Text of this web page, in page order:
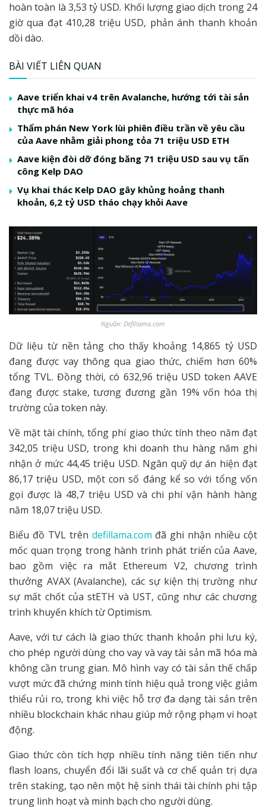
hoàn toàn là 3,53 tỷ USD. Khối lượng giao dịch trong 24
giờ qua đạt 410,28 triệu USD, phản ánh thanh khoản
dồi dào.
BÀI VIẾT LIÊN QUAN
Aave triển khai v4 trên Avalanche, hướng tới tài sản
thực mã hóa
Thẩm phán New York lùi phiên điều trần về yêu cầu
của Aave nhằm giải phong tỏa 71 triệu USD ETH
Aave kiện đòi dỡ đóng băng 71 triệu USD sau vụ tấn
công Kelp DAO
Vụ khai thác Kelp DAO gây khủng hoảng thanh
khoản, 6,2 tỷ USD tháo chạy khỏi Aave
Nguồn: Defillama.com
Dữ liệu từ nền tảng cho thấy khoảng 14,865 tỷ USD
đang được vay thông qua giao thức, chiếm hơn 60%
tổng TVL. Đồng thời, có 632,96 triệu USD token AAVE
đang được stake, tương đương gần 19% vốn hóa thị
trường của token này.
Về mặt tài chính, tổng phí giao thức tính theo năm đạt
342,05 triệu USD, trong khi doanh thu hàng năm ghi
nhận ở mức 44,45 triệu USD. Ngân quỹ dự án hiện đạt
86,17 triệu USD, một con số đáng kể so với tổng vốn
gọi được là 48,7 triệu USD và chi phí vận hành hàng
năm 18,07 triệu USD.
Biểu đồ TVL trên defillama.com đã ghi nhận nhiều cột
mốc quan trọng trong hành trình phát triển của Aave,
bao gồm việc ra mắt Ethereum V2, chương trình
thưởng AVAX (Avalanche), các sự kiện thị trường như
sự mất chốt của stETH và UST, cũng như các chương
trình khuyến khích từ Optimism.
Aave, với tư cách là giao thức thanh khoản phi lưu ký,
cho phép người dùng cho vay và vay tài sản mã hóa mà
không cần trung gian. Mô hình vay có tài sản thế chấp
vượt mức đã chứng minh tính hiệu quả trong việc giảm
thiểu rủi ro, trong khi việc hỗ trợ đa dạng tài sản trên
nhiều blockchain khác nhau giúp mở rộng phạm vi hoạt
động.
Giao thức còn tích hợp nhiều tính năng tiên tiến như
flash loans, chuyển đổi lãi suất và cơ chế quản trị dựa
trên staking, tạo nên một hệ sinh thái tài chính phi tập
trung linh hoạt và minh bạch cho người dùng.